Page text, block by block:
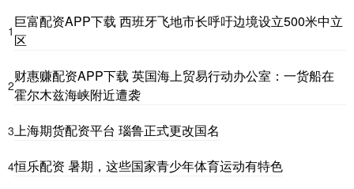
1
巨富配资APP下载 西班牙飞地市长呼吁边境设立500米中立
区
2
财惠赚配资APP下载 英国海上贸易行动办公室：一货船在
霍尔木兹海峡附近遭袭
3上海期货配资平台 瑙鲁正式更改国名
4恒乐配资 暑期，这些国家青少年体育运动有特色